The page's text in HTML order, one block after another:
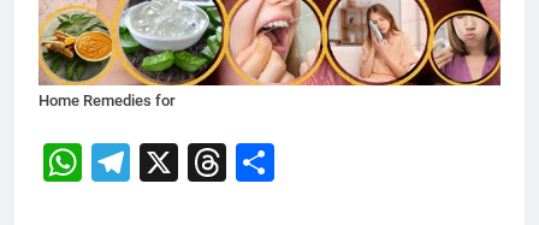
Home Remedies for
WhatsApp
Telegram
X Threads